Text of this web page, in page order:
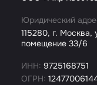
Юридический
115280, г. Москва,
помещение 33/6
ИНН: 9725168751
ОГРН: